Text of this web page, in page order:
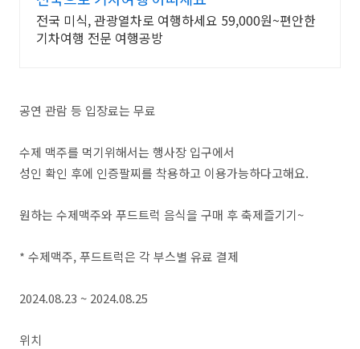
전국 미식, 관광열차로 여행하세요 59,000원~편안한
기차여행 전문 여행공방
공연 관람 등 입장료는 무료
수제 맥주를 먹기위해서는 행사장 입구에서
성인 확인 후에 인증팔찌를 착용하고 이용가능하다고해요.
원하는 수제맥주와 푸드트럭 음식을 구매 후 축제즐기기~
* 수제맥주, 푸드트럭은 각 부스별 유료 결제
2024.08.23 ~ 2024.08.25
위치